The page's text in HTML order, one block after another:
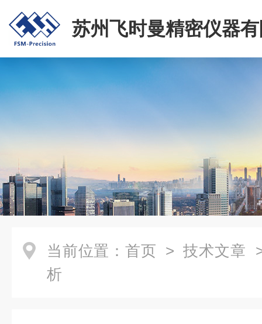
苏州飞时曼精密仪器
当前位置： 首页 > 技术文章
析